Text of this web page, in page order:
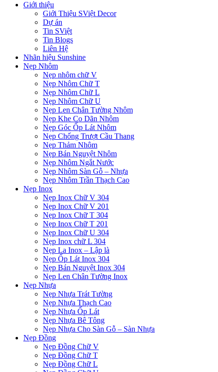
Giới thiệu
Giới Thiệu SViệt Decor
Dự án
Tin SViệt
Tin Blogs
Liên Hệ
Nhãn hiệu Sunshine
Nẹp Nhôm
Nẹp nhôm chữ V
Nẹp Nhôm Chữ T
Nẹp Nhôm Chữ L
Nẹp Nhôm Chữ U
Nẹp Len Chân Tường Nhôm
Nẹp Khe Co Dãn Nhôm
Nẹp Góc Ốp Lát Nhôm
Nẹp Chống Trượt Cầu Thang
Nẹp Thảm Nhôm
Nẹp Bán Nguyệt Nhôm
Nẹp Nhôm Ngắt Nước
Nẹp Nhôm Sàn Gỗ – Nhựa
Nẹp Nhôm Trần Thạch Cao
Nẹp Inox
Nẹp Inox Chữ V 304
Nẹp Inox Chữ V 201
Nẹp Inox Chữ T 304
Nẹp Inox Chữ T 201
Nẹp Inox Chữ U 304
Nẹp Inox chữ L 304
Nẹp La Inox – Lập là
Nẹp Ốp Lát Inox 304
Nẹp Bán Nguyệt Inox 304
Nẹp Len Chân Tường Inox
Nẹp Nhựa
Nẹp Nhựa Trát Tường
Nẹp Nhựa Thạch Cao
Nẹp Nhựa Ốp Lát
Nẹp Nhựa Bê Tông
Nẹp Nhựa Cho Sàn Gỗ – Sàn Nhựa
Nẹp Đồng
Nẹp Đồng Chữ V
Nẹp Đồng Chữ T
Nẹp Đồng Chữ L